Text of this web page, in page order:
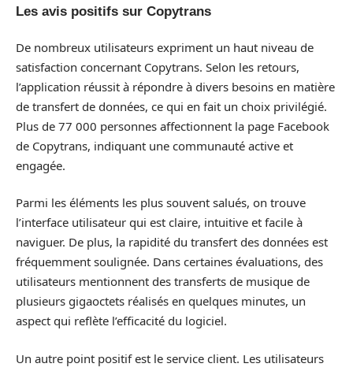
Les avis positifs sur Copytrans
De nombreux utilisateurs expriment un haut niveau de
satisfaction concernant Copytrans. Selon les retours,
l’application réussit à répondre à divers besoins en matière
de transfert de données, ce qui en fait un choix privilégié.
Plus de 77 000 personnes affectionnent la page Facebook
de Copytrans, indiquant une communauté active et
engagée.
Parmi les éléments les plus souvent salués, on trouve
l’interface utilisateur qui est claire, intuitive et facile à
naviguer. De plus, la rapidité du transfert des données est
fréquemment soulignée. Dans certaines évaluations, des
utilisateurs mentionnent des transferts de musique de
plusieurs gigaoctets réalisés en quelques minutes, un
aspect qui reflète l’efficacité du logiciel.
Un autre point positif est le service client. Les utilisateurs